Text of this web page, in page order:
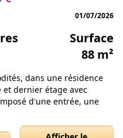
01/07/2026
Surface
88 m²
dans une résidence
et dernier étage avec
d'une entrée, une